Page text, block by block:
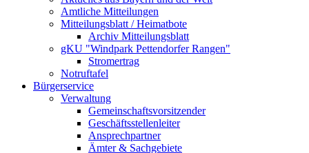
Amtliche Mitteilungen
Mitteilungsblatt / Heimatbote
Archiv Mitteilungsblatt
gKU "Windpark Pettendorfer Rangen"
Stromertrag
Notruftafel
Bürgerservice
Verwaltung
Gemeinschaftsvorsitzender
Geschäftsstellenleiter
Ansprechpartner
Ämter & Sachgebiete